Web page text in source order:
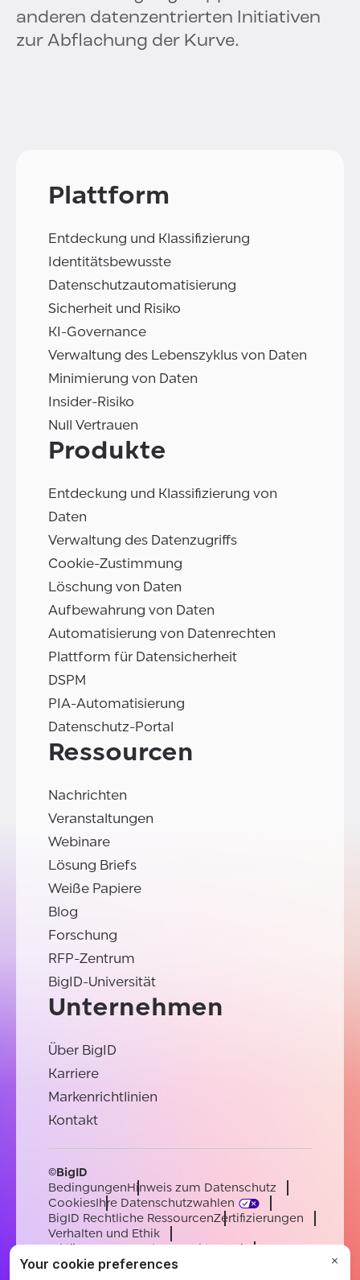
anderen datenzentrierten Initiativen
zur Abflachung der Kurve.
Plattform
Entdeckung und Klassifizierung
Identitätsbewusste
Datenschutzautomatisierung
Sicherheit und Risiko
KI-Governance
Verwaltung des Lebenszyklus von Daten
Minimierung von Daten
Insider-Risiko
Null Vertrauen
Produkte
Entdeckung und Klassifizierung von
Daten
Verwaltung des Datenzugriffs
Cookie-Zustimmung
Löschung von Daten
Aufbewahrung von Daten
Automatisierung von Datenrechten
Plattform für Datensicherheit
DSPM
PIA-Automatisierung
Datenschutz-Portal
Ressourcen
Nachrichten
Veranstaltungen
Webinare
Lösung Briefs
Weiße Papiere
Blog
Forschung
RFP-Zentrum
BigID-Universität
Unternehmen
Über BigID
Karriere
Markenrichtlinien
Kontakt
©BigID
BedingungenHinweis zum Datenschutz
CookiesIhre Datenschutzwahlen
BigID Rechtliche RessourcenZertifizierungen
Verhalten und Ethik
Erklärung zur modernen Sklaverei
Unterauftragsverarbeiter